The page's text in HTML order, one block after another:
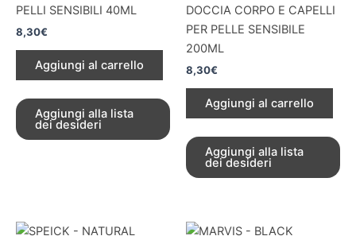
PELLI SENSIBILI 40ML
8,30€
Aggiungi al carrello
Aggiungi alla lista
dei desideri
DOCCIA CORPO E CAPELLI
PER PELLE SENSIBILE
200ML
8,30€
Aggiungi al carrello
Aggiungi alla lista
dei desideri